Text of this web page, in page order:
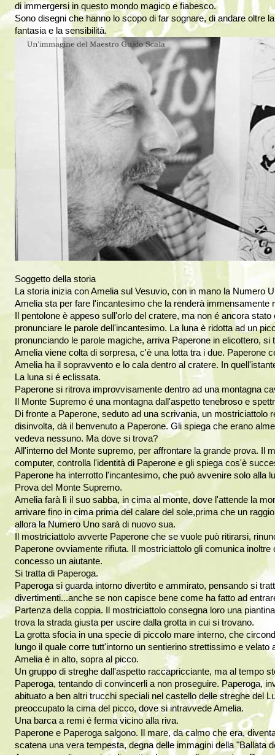
di immergersi in questo mondo magico e fiabesco.
Sono disegni che hanno lo scopo di far sognare, di andare oltre
fantasia e la sensibilità.
Soggetto della storia
La storia inizia con Amelia sul Vesuvio, con in mano la Numero
Amelia sta per fare l'incantesimo che la renderà immensamente
Il pentolone è appeso sull'orlo del cratere, ma non é ancora
pronunciare le parole dell'incantesimo. La luna è ridotta ad un
pronunciando le parole magiche, arriva Paperone in elicottero, si
Amelia viene colta di sorpresa, c'è una lotta tra i due. Paperone
Amelia ha il sopravvento e lo cala dentro al cratere. In
La luna si é eclissata.
Paperone si ritrova improvvisamente dentro ad una montagna
Il Monte Supremo é una montagna dall'aspetto tenebroso e
Di fronte a Paperone, seduto ad una scrivania, un mostriciattolo
disinvolta, dà il benvenuto a Paperone. Gli spiega che erano
vedeva nessuno. Ma dove si trova?
All'interno del Monte supremo, per affrontare la grande prova. Il
computer, controlla l'identità di Paperone e gli spiega cos'è
Paperone ha interrotto l'incantesimo, che può avvenire solo alla
Prova del Monte Supremo.
Amelia farà lì il suo sabba, in cima al monte, dove l'attende la
arrivare fino in cima prima del calare del sole,prima che un
allora la Numero Uno sarà di nuovo sua.
Il mostriciattolo avverte Paperone che se vuole può ritirarsi,
Paperone ovviamente rifiuta. Il mostriciattolo gli comunica inoltre
concesso un aiutante.
Si tratta di Paperoga.
Paperoga si guarda intorno divertito e ammirato, pensando si
divertimenti...anche se non capisce bene come ha fatto ad
Partenza della coppia. Il mostriciattolo consegna loro una
trova la strada giusta per uscire dalla grotta in cui si trovano.
La grotta sfocia in una specie di piccolo mare interno, che
lungo il quale corre tutt'intorno un sentierino strettissimo e velato
Amelia è in alto, sopra al picco.
Un gruppo di streghe dall'aspetto raccapricciante, ma al tempo
Paperoga, tentando di convincerli a non proseguire. Paperoga,
abituato a ben altri trucchi speciali nel castello delle streghe del
preoccupato la cima del picco, dove si intravvede Amelia.
Una barca a remi é ferma vicino alla riva.
Paperone e Paperoga salgono. Il mare, da calmo che era,
scatena una vera tempesta, degna delle immagini della "Ballata